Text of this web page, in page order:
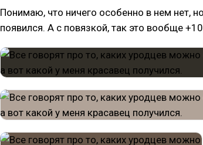
Понимаю, что ничего особенно в нем нет,
появился. А с повязкой, так это вообще